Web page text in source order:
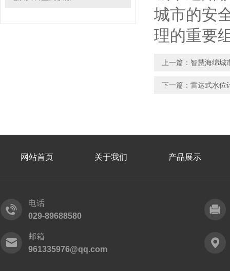
城市的安
理的重要
上一篇： 智慧海绵城
下一篇： 雷达式水位
网站首页 关于我们 产品展示
电话
029-89688580
邮箱
961335976@qq.com